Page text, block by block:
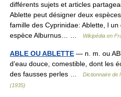
différents sujets et articles
Ablette peut désigner deux
famille des Cyprinidae: Ablette, l
espèce Alburnus… …
Wikipédia en
ABLE OU ABLETTE — n. m. ou
d’eau douce, comestible, dont les
des fausses perles …
Dictionnaire de
(1935)